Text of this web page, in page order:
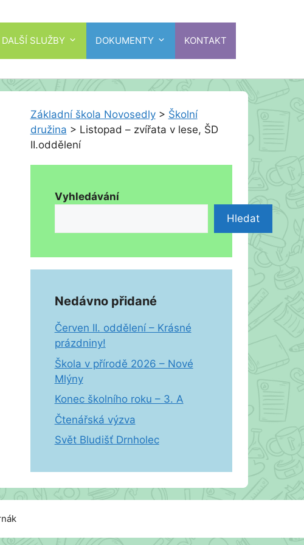
DALŠÍ SLUŽBY DOKUMENTY KONTAKT
Základní škola Novosedly> Školní
družina > Listopad – zvířata v lese, ŠD
II.oddělení
Vyhledávání
Hledat
Nedávno přidané
Červen II. oddělení – Krásné
prázdniny!
Škola v přírodě 2026 – Nové
Mlýny
Konec školního roku – 3. A
Čtenářská výzva
Svět Bludišť Drnholec